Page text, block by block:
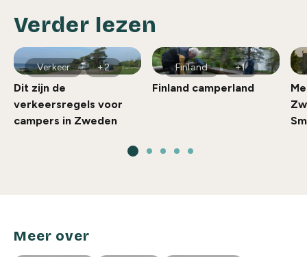
Verder lezen
Verkeer +2
Dit zijn de
verkeersregels voor
campers in Zweden
Finland +1
Finland camperland
Meer over